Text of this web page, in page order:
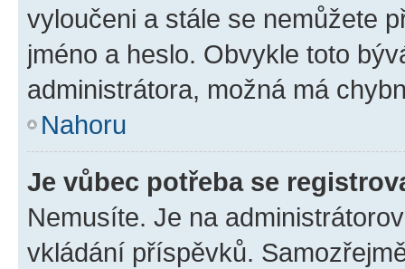
vyloučeni a stále se nemůžete
jméno a heslo. Obvykle toto
administrátora, možná má
Nahoru
Je vůbec potřeba se
Nemusíte. Je na
vkládání příspěvků.